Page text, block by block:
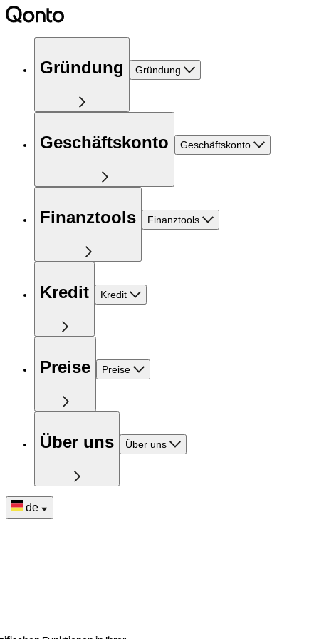
Gründung Gründung
Geschäftskonto Geschäftskonto
Finanztools Finanztools
Kredit Kredit
Preise Preise
Über uns Über uns
de